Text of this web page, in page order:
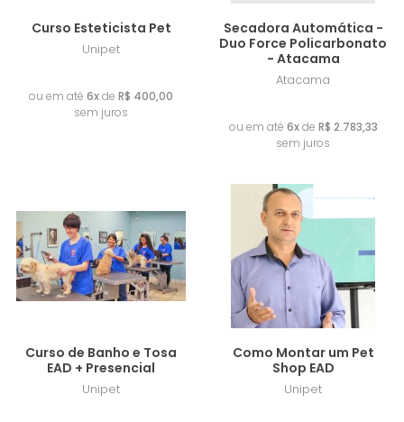
Curso Esteticista Pet
Unipet
ou em até 6xde R$ 400,00
sem juros
Secadora Automática -
Duo Force Policarbonato
- Atacama
Atacama
ou em até 6xde R$ 2.783,33
sem juros
Curso de Banho e Tosa
EAD + Presencial
Unipet
Como Montar um Pet
Shop EAD
Unipet